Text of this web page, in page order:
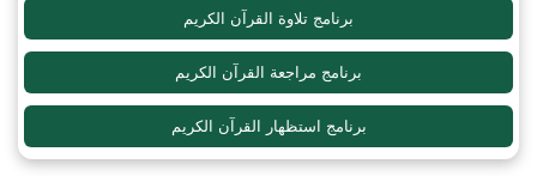
برنامج تلاوة القرآن الكريم
برنامج مراجعة القرآن الكريم
برنامج استظهار القرآن الكريم